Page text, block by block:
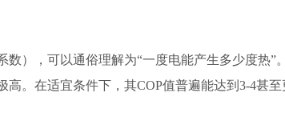
数），可以通俗理解为“一度电能产生多少度热”。
高。在适宜条件下，其COP值普遍能达到3-4甚